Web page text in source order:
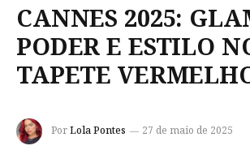
CANNES 2025:
PODER E ESTILO
TAPETE
PorLola Pontes 27 de maio de 2025